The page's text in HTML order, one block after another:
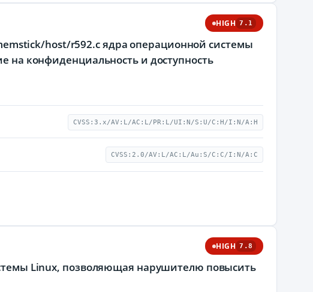
HIGH 7.1
host/r592.c ядра операционной системы
на конфиденциальность и доступность
CVSS:3.x/AV:L/AC:L/PR:L/UI:N/S:U/C:H/I:N/A:H
CVSS:2.0/AV:L/AC:L/Au:S/C:C/I:N/A:C
HIGH 7.8
Linux, позволяющая нарушителю повысить